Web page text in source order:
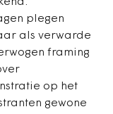
plegen
als verwarde
framing
op het
gewone